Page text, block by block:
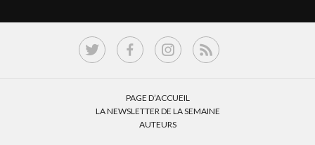
PAGE D’ACCUEIL
LA NEWSLETTER DE LA SEMAINE
AUTEURS